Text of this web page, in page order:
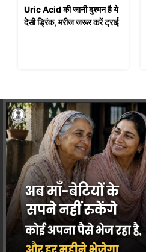
Uric Acid की जानी दुश्मन है ये
देसी ड्रिंक, मरीज जरूर करें ट्राई